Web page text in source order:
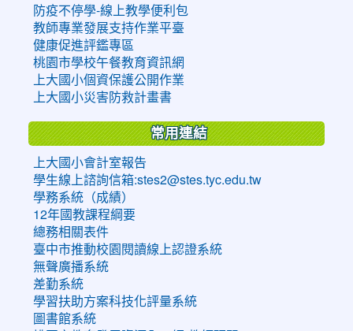
防疫不停學-線上教學便利包
教師專業發展支持作業平臺
健康促進評鑑專區
桃園市學校午餐教育資訊網
上大國小個資保護公開作業
上大國小災害防救計畫書
常用連結
上大國小會計室報告
學生線上諮詢信箱:stes2@stes.tyc.edu.tw
學務系統（成績）
12年國教課程綱要
總務相關表件
臺中市推動校園閱讀線上認證系統
無聲廣播系統
差勤系統
學習扶助方案科技化評量系統
圖書館系統